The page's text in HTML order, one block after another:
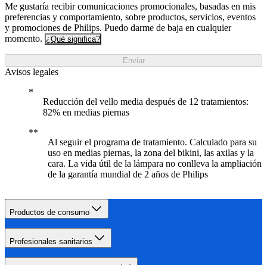
Me gustaría recibir comunicaciones promocionales, basadas en mis
preferencias y comportamiento, sobre productos, servicios, eventos
y promociones de Philips. Puedo darme de baja en cualquier
momento. ¿Qué significa?
Enviar
Avisos legales
Reducción del vello media después de 12 tratamientos:
82% en medias piernas
Al seguir el programa de tratamiento. Calculado para su
uso en medias piernas, la zona del bikini, las axilas y la
cara. La vida útil de la lámpara no conlleva la ampliación
de la garantía mundial de 2 años de Philips
Productos de consumo
Profesionales sanitarios